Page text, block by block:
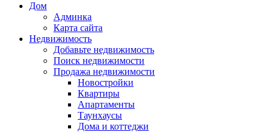
Дом
Админка
Карта сайта
Недвижимость
Добавьте недвижимость
Поиск недвижимости
Продажа недвижимости
Новостройки
Квартиры
Апартаменты
Таунхаусы
Дома и коттеджи